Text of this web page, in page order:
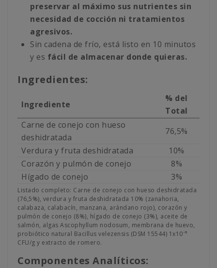
preservar al máximo sus nutrientes sin
necesidad de cocción ni tratamientos
agresivos.
Sin cadena de frío, está listo en 10 minutos
y es fácil de almacenar donde quieras.
Ingredientes:
Ingrediente
% del
Total
Carne de conejo con hueso
deshidratada
76,5%
Verdura y fruta deshidratada
10%
Corazón y pulmón de conejo
8%
Hígado de conejo
3%
Listado completo: Carne de conejo con hueso deshidratada
(76,5%), verdura y fruta deshidratada 10% (zanahoria,
calabaza, calabacín, manzana, arándano rojo), corazón y
pulmón de conejo (8%), hígado de conejo (3%), aceite de
salmón, algas Ascophyllum nodosum, membrana de huevo,
probiótico natural Bacillus velezensis (DSM 15544) 1x10⁻⁹
CFU/g y extracto de romero.
Componentes Analíticos: